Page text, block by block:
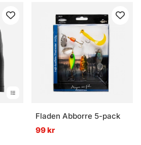
Fladen Abborre 5-pack
99 kr